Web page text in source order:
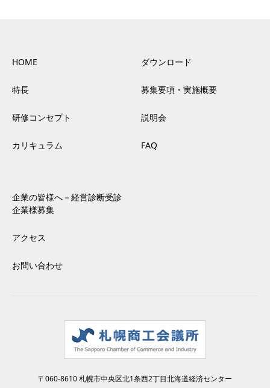
HOME
特長
研修コンセプト
カリキュラム
ダウンロード
募集要項・実施概要
説明会
FAQ
企業の皆様へ－経営診断受診
企業様募集
アクセス
お問い合わせ
〒060-8610 札幌市中央区北1条西2丁目北海道経済センター